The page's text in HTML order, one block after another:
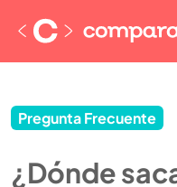
Pregunta Frecuente
¿Dónde